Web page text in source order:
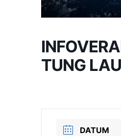
TUNG
DATUM